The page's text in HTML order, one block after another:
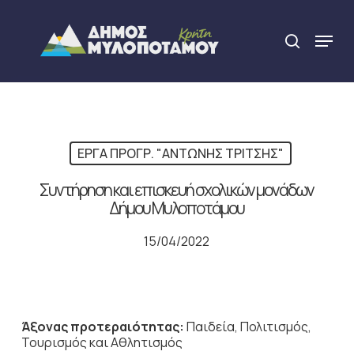
content
search
Menu
ΕΡΓΑ ΠΡΟΓΡ. "ΑΝΤΩΝΗΣ ΤΡΙΤΣΗΣ"
Συντήρηση και επισκευή σχολικών μονάδων
Δήμου Μυλοποτάμου
15/04/2022
Άξονας προτεραιότητας: Παιδεία, Πολιτισμός,
Τουρισμός και Αθλητισμός
Close